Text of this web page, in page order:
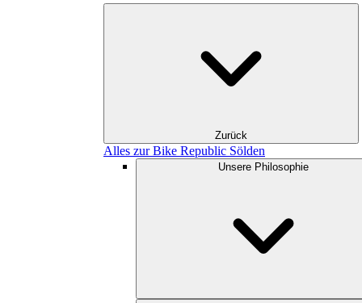
Zurück
Alles zur Bike Republic Sölden
Unsere Philosophie